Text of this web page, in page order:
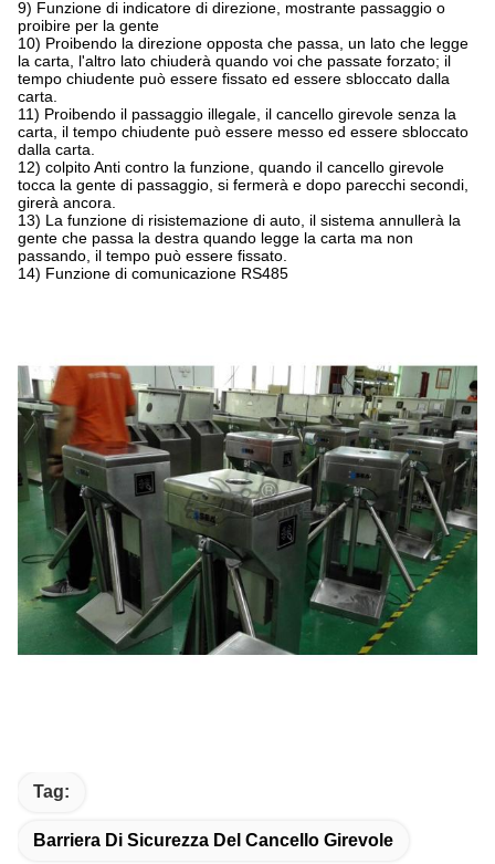
9) Funzione di indicatore di direzione, mostrante passaggio o
proibire per la gente
10) Proibendo la direzione opposta che passa, un lato che legge
la carta, l'altro lato chiuderà quando voi che passate forzato; il
tempo chiudente può essere fissato ed essere sbloccato dalla
carta.
11) Proibendo il passaggio illegale, il cancello girevole senza la
carta, il tempo chiudente può essere messo ed essere sbloccato
dalla carta.
12) colpito Anti contro la funzione, quando il cancello girevole
tocca la gente di passaggio, si fermerà e dopo parecchi secondi,
girerà ancora.
13) La funzione di risistemazione di auto, il sistema annullerà la
gente che passa la destra quando legge la carta ma non
passando, il tempo può essere fissato.
14) Funzione di comunicazione RS485
Tag:
Barriera Di Sicurezza Del Cancello Girevole